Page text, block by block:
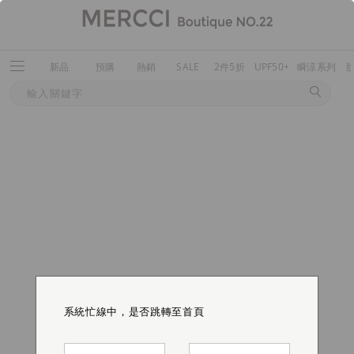
新品 預購 熱銷 SALE 2件5折 UPF50+ 瞬涼系列
系統忙線中，是否跳轉至首頁
系統忙線中，是否跳轉至首頁
系統忙線中，是否跳轉至首頁
系統忙線中，是否跳轉至首頁
系統忙線中，是否跳轉至首頁